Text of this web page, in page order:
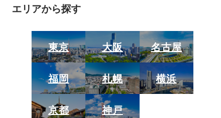
エリアから探す
東京 大阪 名古屋
福岡 札幌 横浜
京都 神戸